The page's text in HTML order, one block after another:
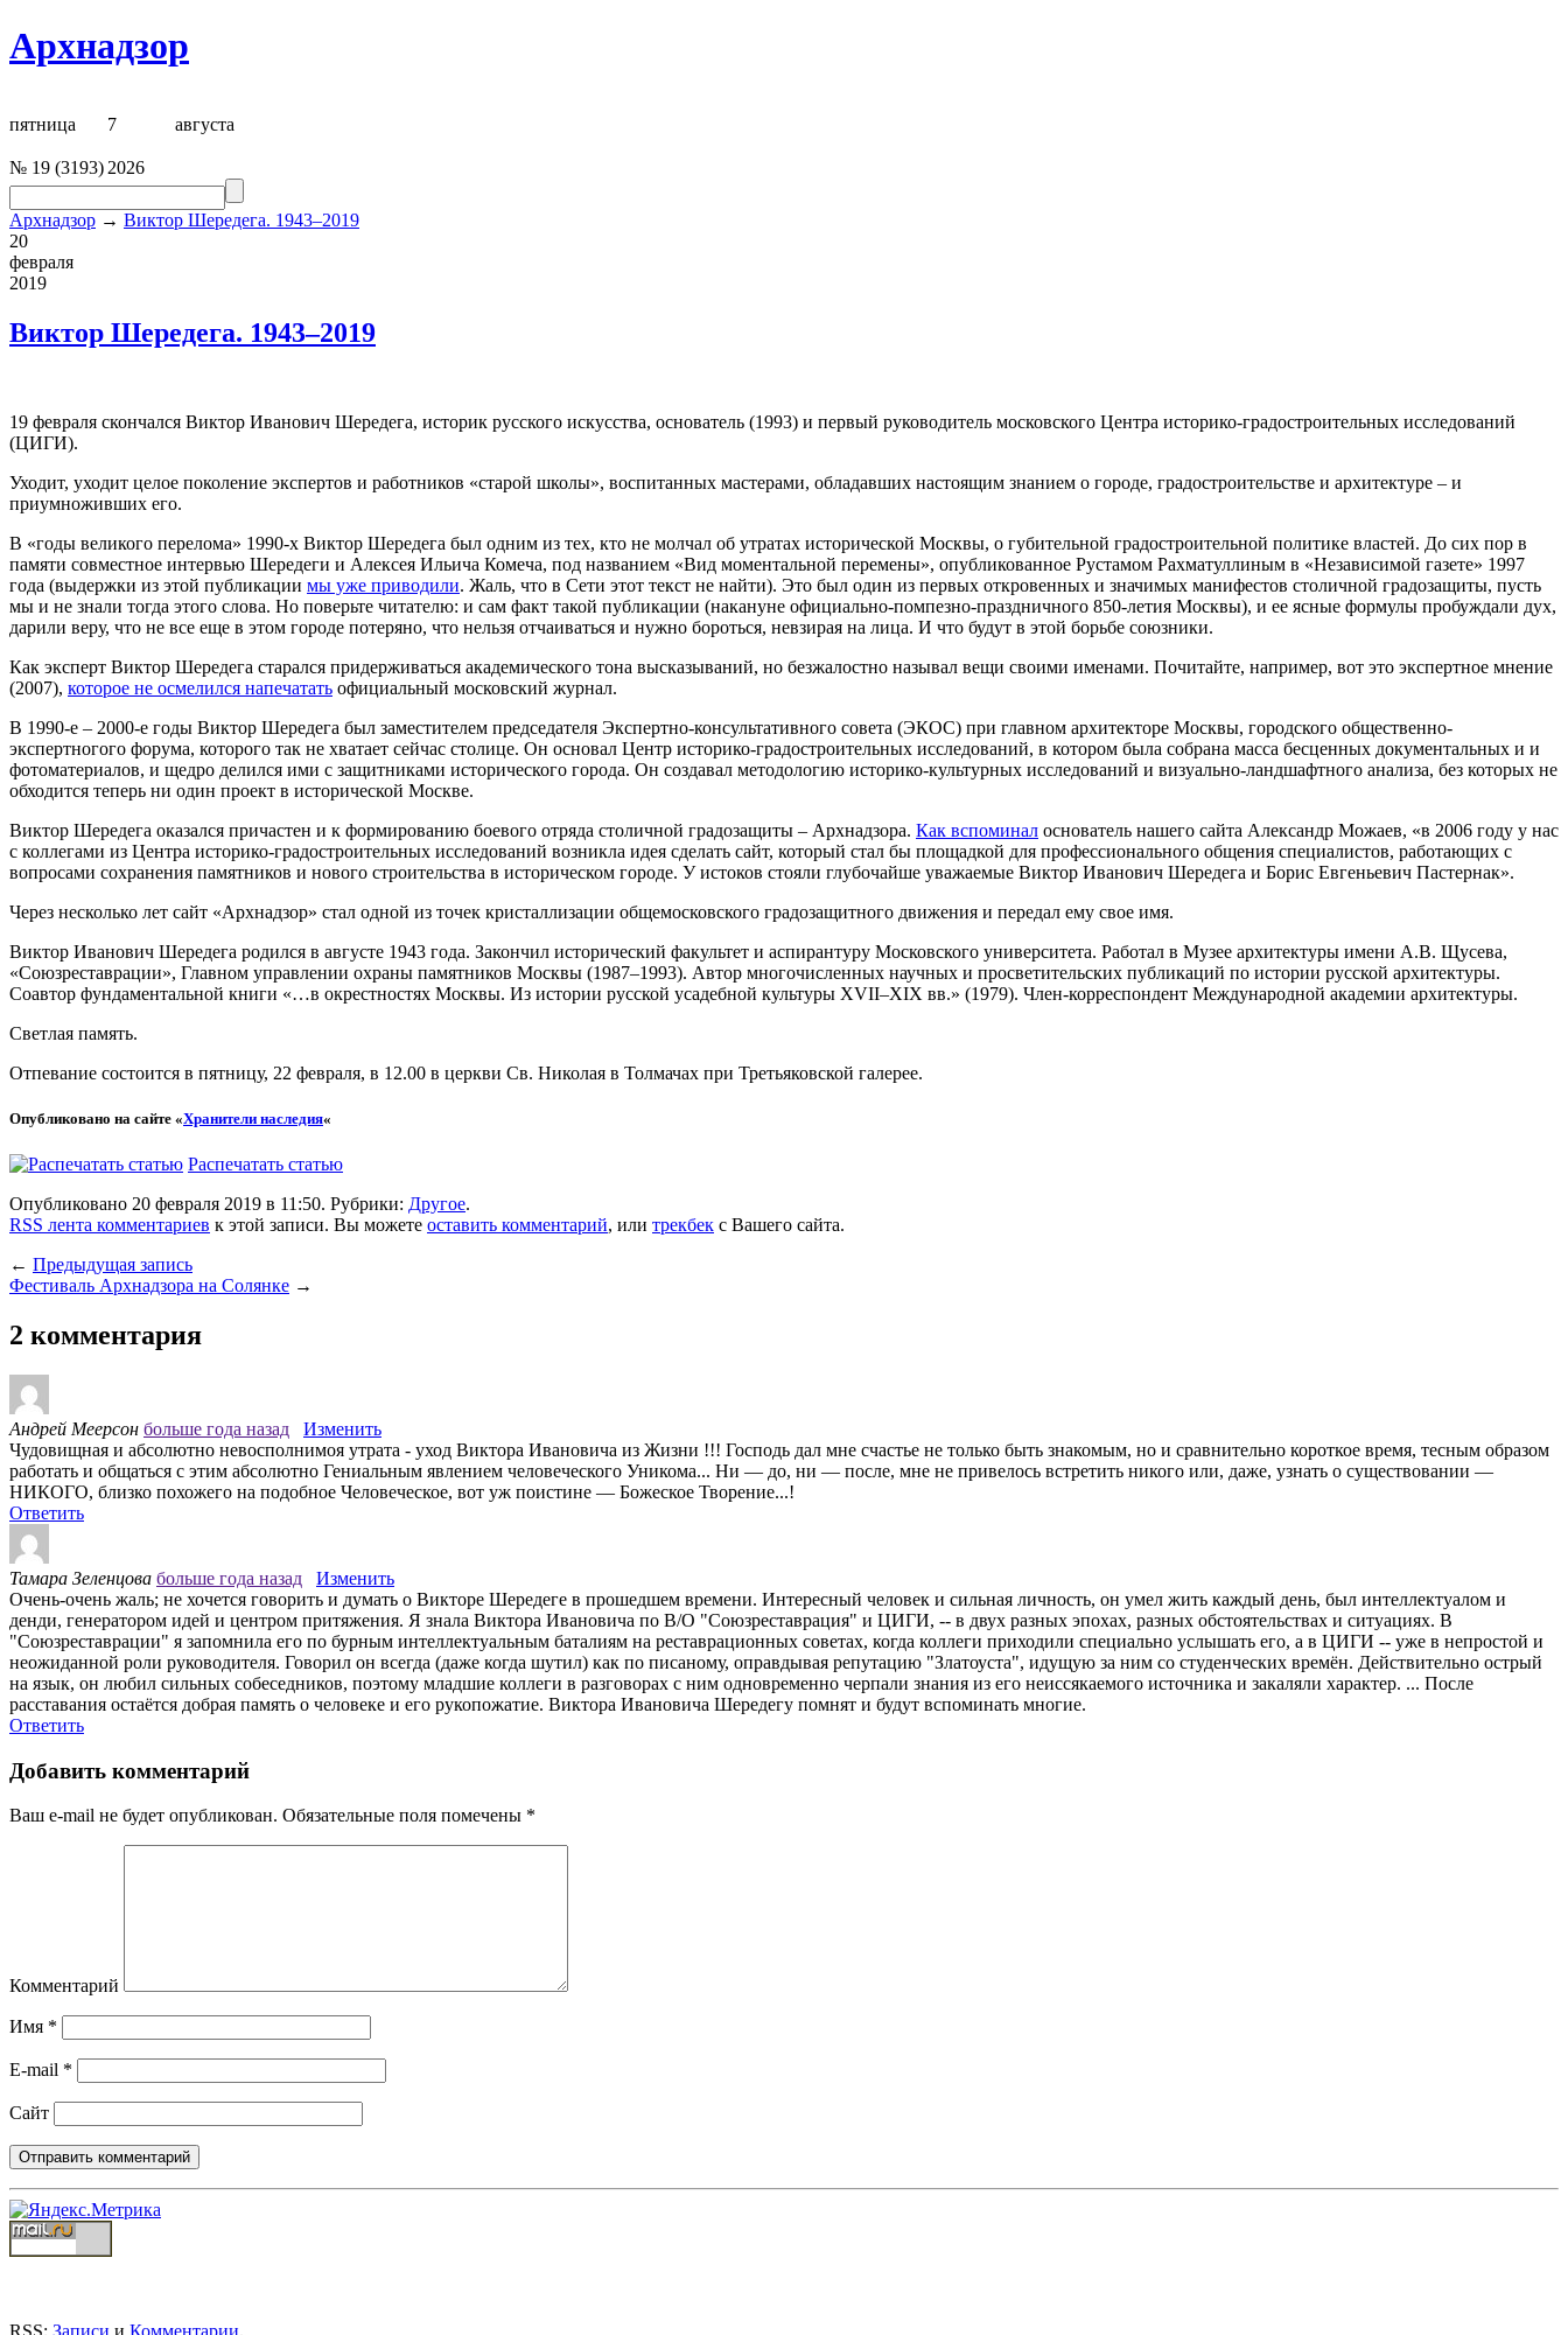
Архнадзор
пятница 7 августа
№ 19 (3193) 2026
Архнадзор → Виктор Шередега. 1943–2019
20
февраля
2019
Виктор Шередега. 1943–2019
19 февраля скончался Виктор Иванович Шередега, историк русского искусства, основатель (1993) и первый руководитель московского Центра историко-градостроительных исследований
(ЦИГИ).
Уходит, уходит целое поколение экспертов и работников «старой школы», воспитанных мастерами, обладавших настоящим знанием о городе, градостроительстве и архитектуре – и
приумноживших его.
В «годы великого перелома» 1990-х Виктор Шередега был одним из тех, кто не молчал об утратах исторической Москвы, о губительной градостроительной политике властей. До сих пор в
памяти совместное интервью Шередеги и Алексея Ильича Комеча, под названием «Вид моментальной перемены», опубликованное Рустамом Рахматуллиным в «Независимой газете» 1997
года (выдержки из этой публикации мы уже приводили. Жаль, что в Сети этот текст не найти). Это был один из первых откровенных и значимых манифестов столичной градозащиты, пусть
мы и не знали тогда этого слова. Но поверьте читателю: и сам факт такой публикации (накануне официально-помпезно-праздничного 850-летия Москвы), и ее ясные формулы пробуждали дух,
дарили веру, что не все еще в этом городе потеряно, что нельзя отчаиваться и нужно бороться, невзирая на лица. И что будут в этой борьбе союзники.
Как эксперт Виктор Шередега старался придерживаться академического тона высказываний, но безжалостно называл вещи своими именами. Почитайте, например, вот это экспертное мнение
(2007), которое не осмелился напечатать официальный московский журнал.
В 1990-е – 2000-е годы Виктор Шередега был заместителем председателя Экспертно-консультативного совета (ЭКОС) при главном архитекторе Москвы, городского общественно-
экспертногого форума, которого так не хватает сейчас столице. Он основал Центр историко-градостроительных исследований, в котором была собрана масса бесценных документальных и и
фотоматериалов, и щедро делился ими с защитниками исторического города. Он создавал методологию историко-культурных исследований и визуально-ландшафтного анализа, без которых не
обходится теперь ни один проект в исторической Москве.
Виктор Шередега оказался причастен и к формированию боевого отряда столичной градозащиты – Архнадзора. Как вспоминал основатель нашего сайта Александр Можаев, «в 2006 году у нас
с коллегами из Центра историко-градостроительных исследований возникла идея сделать сайт, который стал бы площадкой для профессионального общения специалистов, работающих с
вопросами сохранения памятников и нового строительства в историческом городе. У истоков стояли глубочайше уважаемые Виктор Иванович Шередега и Борис Евгеньевич Пастернак».
Через несколько лет сайт «Архнадзор» стал одной из точек кристаллизации общемосковского градозащитного движения и передал ему свое имя.
Виктор Иванович Шередега родился в августе 1943 года. Закончил исторический факультет и аспирантуру Московского университета. Работал в Музее архитектуры имени А.В. Щусева,
«Союзреставрации», Главном управлении охраны памятников Москвы (1987–1993). Автор многочисленных научных и просветительских публикаций по истории русской архитектуры.
Соавтор фундаментальной книги «…в окрестностях Москвы. Из истории русской усадебной культуры XVII–XIX вв.» (1979). Член-корреспондент Международной академии архитектуры.
Светлая память.
Отпевание состоится в пятницу, 22 февраля, в 12.00 в церкви Св. Николая в Толмачах при Третьяковской галерее.
Опубликовано на сайте «Хранители наследия«
Распечатать статью
Опубликовано 20 февраля 2019 в 11:50. Рубрики: Другое.
RSS лента комментариев к этой записи. Вы можете оставить комментарий, или трекбек с Вашего сайта.
← Предыдущая запись
Фестиваль Архнадзора на Солянке →
2 комментария
Андрей Меерсон больше года назад
Изменить
Чудовищная и абсолютно невосполнимоя утрата - уход Виктора Ивановича из Жизни !!! Господь дал мне счастье не только быть знакомым, но и сравнительно короткое время, тесным образом
работать и общаться с этим абсолютно Гениальным явлением человеческого Уникома... Ни — до, ни — после, мне не привелось встретить никого или, даже, узнать о существовании —
НИКОГО, близко похожего на подобное Человеческое, вот уж поистине — Божеское Творение...!
Ответить
Тамара Зеленцова больше года назад
Изменить
Очень-очень жаль; не хочется говорить и думать о Викторе Шередеге в прошедшем времени. Интересный человек и сильная личность, он умел жить каждый день, был интеллектуалом и
денди, генератором идей и центром притяжения. Я знала Виктора Ивановича по В/О "Союзреставрация" и ЦИГИ, -- в двух разных эпохах, разных обстоятельствах и ситуациях. В
"Союзреставрации" я запомнила его по бурным интеллектуальным баталиям на реставрационных советах, когда коллеги приходили специально услышать его, а в ЦИГИ -- уже в непростой и
неожиданной роли руководителя. Говорил он всегда (даже когда шутил) как по писаному, оправдывая репутацию "Златоуста", идущую за ним со студенческих времён. Действительно острый
на язык, он любил сильных собеседников, поэтому младшие коллеги в разговорах с ним одновременно черпали знания из его неиссякаемого источника и закаляли характер. ... После
расставания остаётся добрая память о человеке и его рукопожатие. Виктора Ивановича Шередегу помнят и будут вспоминать многие.
Ответить
Добавить комментарий
Ваш e-mail не будет опубликован. Обязательные поля помечены *
Комментарий
Имя *
E-mail *
Сайт